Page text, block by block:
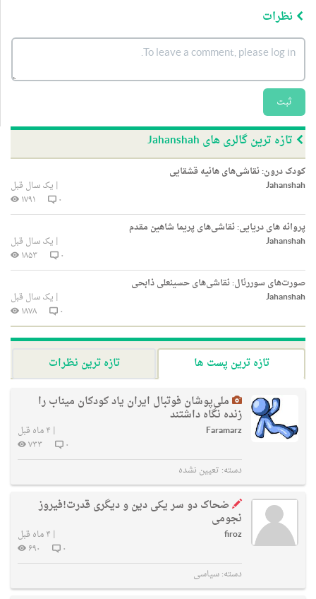
نظرات
ثبت
تازه ترین گالری های Jahanshah
کودک درون: نقاشی‌های هانیه قشقایی
Jahanshah
| یک سال قبل
۰
۱۷۹۱
پروانه های دریایی: نقاشی‌های پریما شاهین مقدم
Jahanshah
| یک سال قبل
۰
۱۸۵۳
صورت‌های سوررئال: نقاشی‌های حسینعلی ذابحی
Jahanshah
| یک سال قبل
۰
۱۸۷۸
تازه ترین پست ها
تازه ترین نظرات
ملی‌پوشان فوتبال ایران یاد کودکان میناب را
زنده نگاه داشتند
Faramarz
| ۴ ماه قبل
۰
۷۳۳
دسته: تعیین نشده
ضحاک دو سر یکی دین و دیگری قدرت!فیروز
نجومی
firoz
| ۴ ماه قبل
۰
۶۹۰
دسته:سیاسی